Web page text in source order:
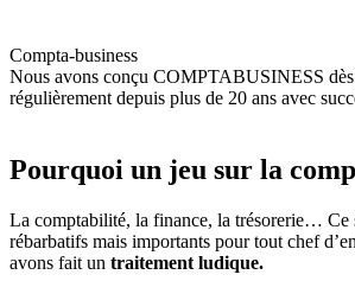
Compta-business
Nous avons conçu COMPTABUSINESS
régulièrement depuis plus de 20 ans avec
Pourquoi un jeu sur la
La comptabilité, la finance, la trésorerie… Ce
rébarbatifs mais importants pour tout chef
avons fait un traitement ludique.